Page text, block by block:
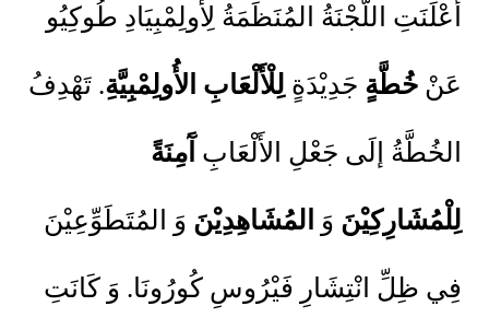
أَعْلَنَتِ اللَّجْنَةُ المُنَظِّمَةُ لِأُولِمْبِيَادِ طُوكِيُو
عَنْ خُطَّةٍ جَدِيْدَةٍ لِلْأَلْعَابِ الأُولِمْبِيَّةِ. تَهْدِفُ
الخُطَّةُ إلَى جَعْلِ الأَلْعَابِ آَمِنَةً
لِلْمُشَارِكِيْنَ وَ المُشَاهِدِيْنَ وَ المُتَطَوِّعِيْنَ
فِي ظِلِّ انْتِشَارِ فَيْرُوسِ كُورُونَا. وَ كَانَتِ